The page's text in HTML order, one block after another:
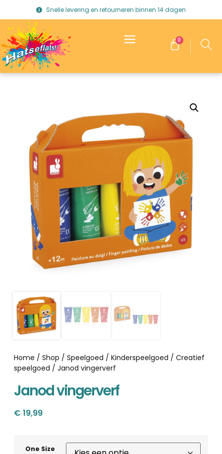
Snelle levering en retourneren binnen 14 dagen
0
Home / Shop / Speelgoed / Kinderspeelgoed / Creatief
speelgoed / Janod vingerverf
Janod vingerverf
€ 19,99
One Size